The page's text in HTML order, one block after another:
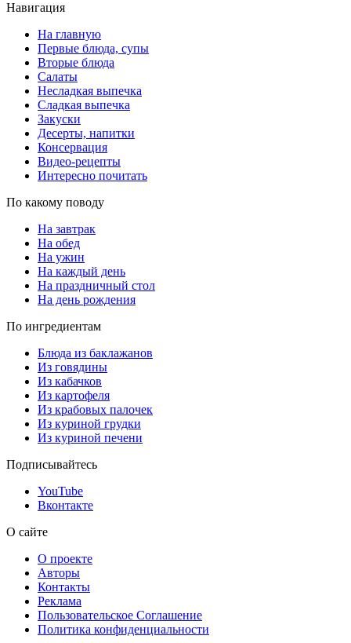
Навигация
На главную
Первые блюда, супы
Вторые блюда
Салаты
Несладкая выпечка
Сладкая выпечка
Закуски
Десерты, напитки
Консервация
Видео-рецепты
Интересно почитать
По какому поводу
На завтрак
На обед
На ужин
На каждый день
На праздничный стол
На день рождения
По ингредиентам
Блюда из баклажанов
Из говядины
Из кабачков
Из картофеля
Из крабовых палочек
Из куриной грудки
Из куриной печени
Подписывайтесь
YouTube
Вконтакте
О сайте
О проекте
Авторы
Контакты
Реклама
Пользовательское Соглашение
Политика конфиденциальности